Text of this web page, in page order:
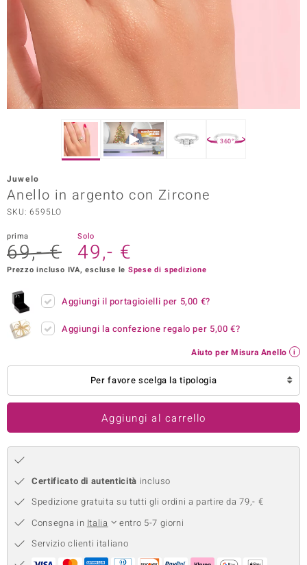
Designs
SELECTION
Paraíso
del Boss
Collection
360°
Juwelo
Anello in argento con Zircone
SKU: 6595LO
prima
69,- €
Solo
49,- €
Prezzo incluso IVA, escluse le Spese di spedizione
Aggiungi il portagioielli per 5,00 €?
Aggiungi la confezione regalo per 5,00 €?
Aiuto per Misura Anello
Per favore scelga la tipologia
Aggiungi al carrello
Certificato di autenticità incluso
Spedizione gratuita su tutti gli ordini a partire da 79,- €
Consegna in Italia
entro 5-7 giorni
Servizio clienti italiano